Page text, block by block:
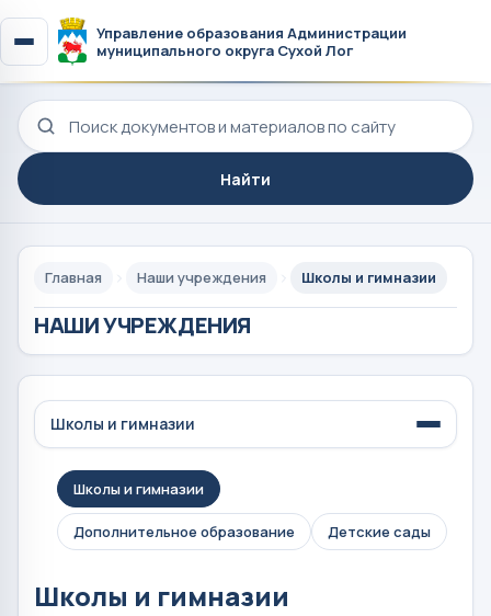
Управление образования Администрации
муниципального округа Сухой Лог
Поиск по сайту
Найти
Главная Наши учреждения Школы и гимназии
НАШИ УЧРЕЖДЕНИЯ
Школы и гимназии
Школы и гимназии
Дополнительное образование Детские сады
Школы и гимназии